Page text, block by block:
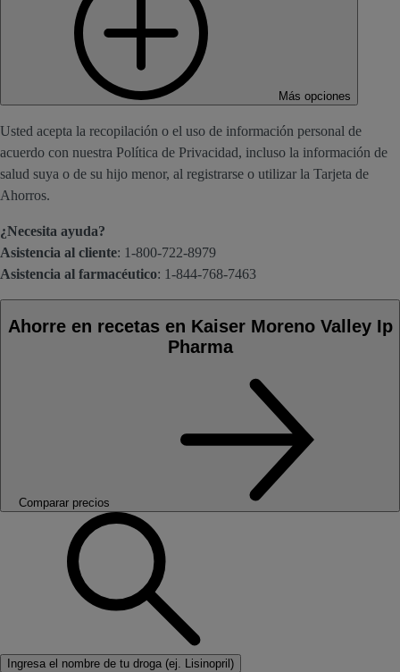
Más opciones
Usted acepta la recopilación o el uso de información personal de
acuerdo con nuestra Política de Privacidad, incluso la información de
salud suya o de su hijo menor, al registrarse o utilizar la Tarjeta de
Ahorros.
¿Necesita ayuda?
Asistencia al cliente: 1-800-722-8979
Asistencia al farmacéutico: 1-844-768-7463
Ahorre en recetas en Kaiser Moreno Valley Ip
Pharma
Comparar precios
Ingresa el nombre de tu droga (ej. Lisinopril)